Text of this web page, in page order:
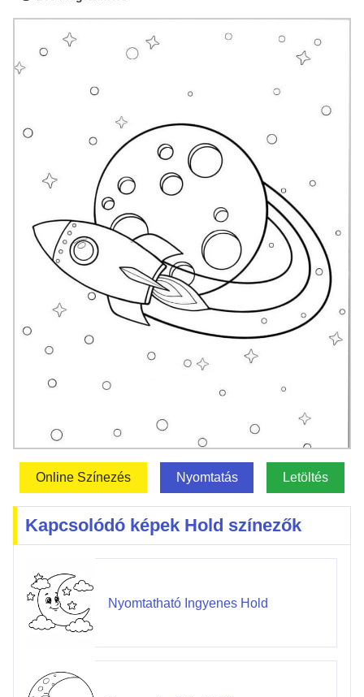
Online Színezés Nyomtatás Letöltés
Kapcsolódó képek Hold színezők
Nyomtatható Ingyenes Hold